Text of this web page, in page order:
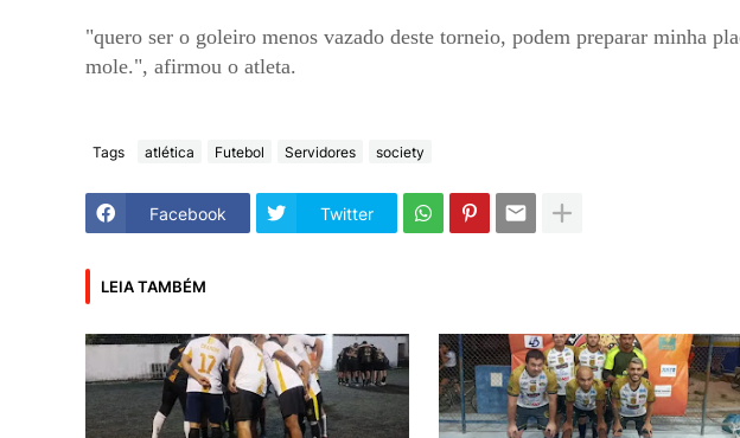
"quero ser o goleiro menos vazado deste torneio, podem preparar minha
mole.", afirmou o atleta.
Tags atlética Futebol Servidores society
Facebook Twitter
LEIA TAMBÉM